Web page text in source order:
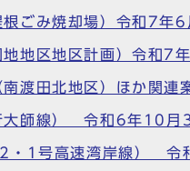
根ごみ焼却場）令和7年
地地区地区計画）令和7
南渡田北地区）ほか関
大師線） 令和6年10月
2・1号高速湾岸線） 令